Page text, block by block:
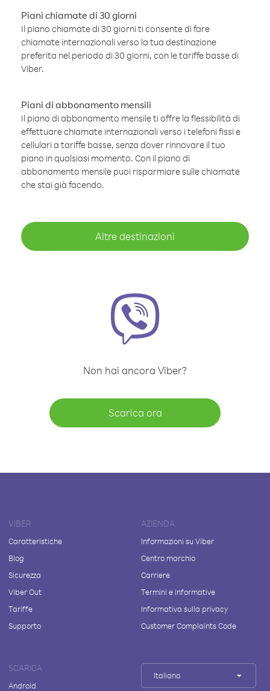
Piani chiamate di 30 giorni
Il piano chiamate di 30 giorni ti consente di fare
chiamate internazionali verso la tua destinazione
preferita nel periodo di 30 giorni, con le tariffe basse di
Viber.
Piani di abbonamento mensili
Il piano di abbonamento mensile ti offre la flessibilità di
effettuare chiamate internazionali verso i telefoni fissi e
cellulari a tariffe basse, senza dover rinnovare il tuo
piano in qualsiasi momento. Con il piano di
abbonamento mensile puoi risparmiare sulle chiamate
che stai già facendo.
Altre destinazioni
Non hai ancora Viber?
Scarica ora
VIBER
Caratteristiche
Blog
Sicurezza
Viber Out
Tariffe
Supporto
AZIENDA
Informazioni su Viber
Centro marchio
Carriere
Termini e informative
Informativa sulla privacy
Customer Complaints Code
SCARICA
Android
Italiano